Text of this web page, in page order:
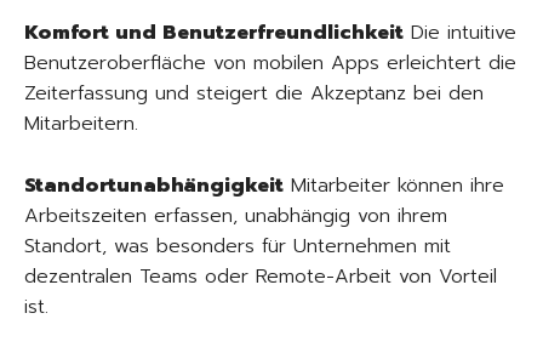
Komfort und Benutzerfreundlichkeit Die intuitive
Benutzeroberfläche von mobilen Apps erleichtert die
Zeiterfassung und steigert die Akzeptanz bei den
Mitarbeitern.
Standortunabhängigkeit Mitarbeiter können ihre
Arbeitszeiten erfassen, unabhängig von ihrem
Standort, was besonders für Unternehmen mit
dezentralen Teams oder Remote-Arbeit von Vorteil
ist.